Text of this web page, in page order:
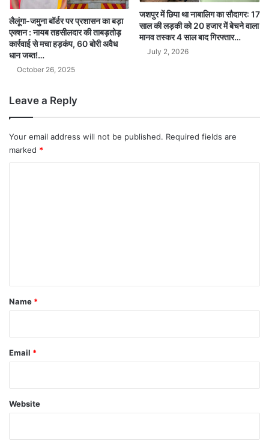
लैलूंगा-जमुना बॉर्डर पर प्रशासन का बड़ा
एक्शन : नायब तहसीलदार की ताबड़तोड़
कार्रवाई से मचा हड़कंप, 60 बोरी अवैध
धान जब्त!…
October 26, 2025
जशपुर में छिपा था नाबालिग का सौदागर: 17
साल की लड़की को 20 हजार में बेचने वाला
मानव तस्कर 4 साल बाद गिरफ्तार…
July 2, 2026
Leave a Reply
Your email address will not be published. Required fields are
marked *
*
Name *
Email *
Website